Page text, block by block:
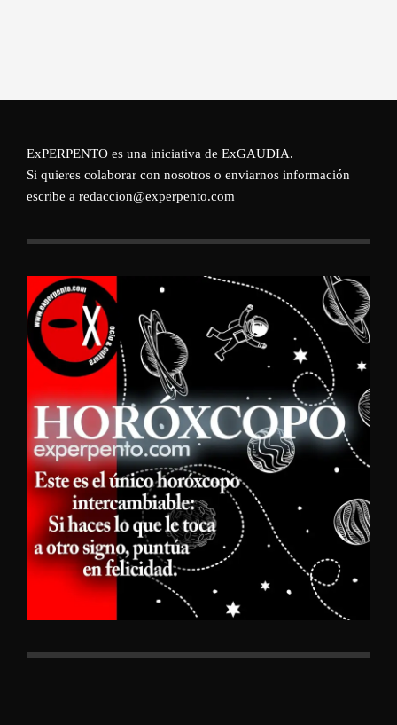
ExPERPENTO es una iniciativa de ExGAUDIA.
Si quieres colaborar con nosotros o enviarnos información
escribe a redaccion@experpento.com